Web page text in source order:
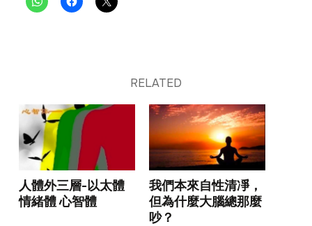
RELATED
人體外三層-以太體
情緒體 心智體
我們本來自性清凈，
但為什麼大腦總那麼
吵？